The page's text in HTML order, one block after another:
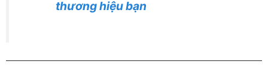
thương hiệu bạn